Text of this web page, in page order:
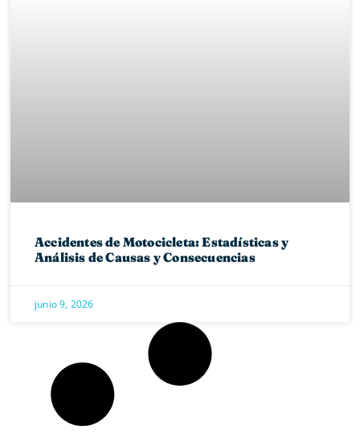
Accidentes de Motocicleta: Estadísticas y
Análisis de Causas y Consecuencias
junio 9, 2026